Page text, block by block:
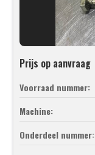
Prijs op aanvraag
Voorraad nummer:
Machine:
Onderdeel nummer: